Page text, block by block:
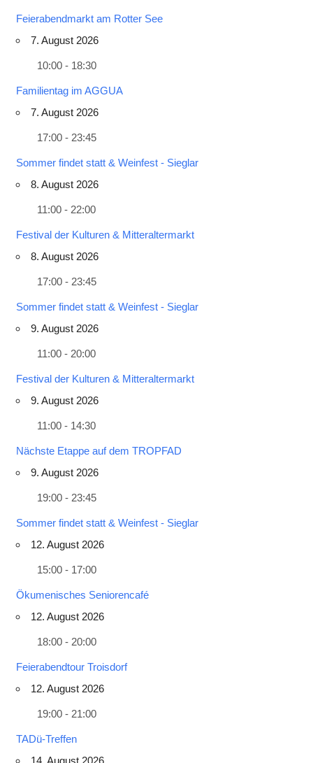
Feierabendmarkt am Rotter See
7. August 2026
10:00 - 18:30
Familientag im AGGUA
7. August 2026
17:00 - 23:45
Sommer findet statt & Weinfest - Sieglar
8. August 2026
11:00 - 22:00
Festival der Kulturen & Mitteraltermarkt
8. August 2026
17:00 - 23:45
Sommer findet statt & Weinfest - Sieglar
9. August 2026
11:00 - 20:00
Festival der Kulturen & Mitteraltermarkt
9. August 2026
11:00 - 14:30
Nächste Etappe auf dem TROPFAD
9. August 2026
19:00 - 23:45
Sommer findet statt & Weinfest - Sieglar
12. August 2026
15:00 - 17:00
Ökumenisches Seniorencafé
12. August 2026
18:00 - 20:00
Feierabendtour Troisdorf
12. August 2026
19:00 - 21:00
TADü-Treffen
14. August 2026